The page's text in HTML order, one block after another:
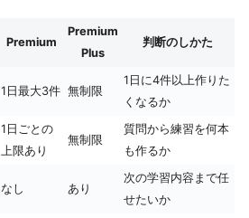
Premium
Premium
Plus
判断のしかた
1日最大3件 無制限
1日に4件以上作りた
くなるか
1日ごとの
上限あり
無制限
質問から練習を何本
も作るか
なし あり
次の学習内容まで任
せたいか